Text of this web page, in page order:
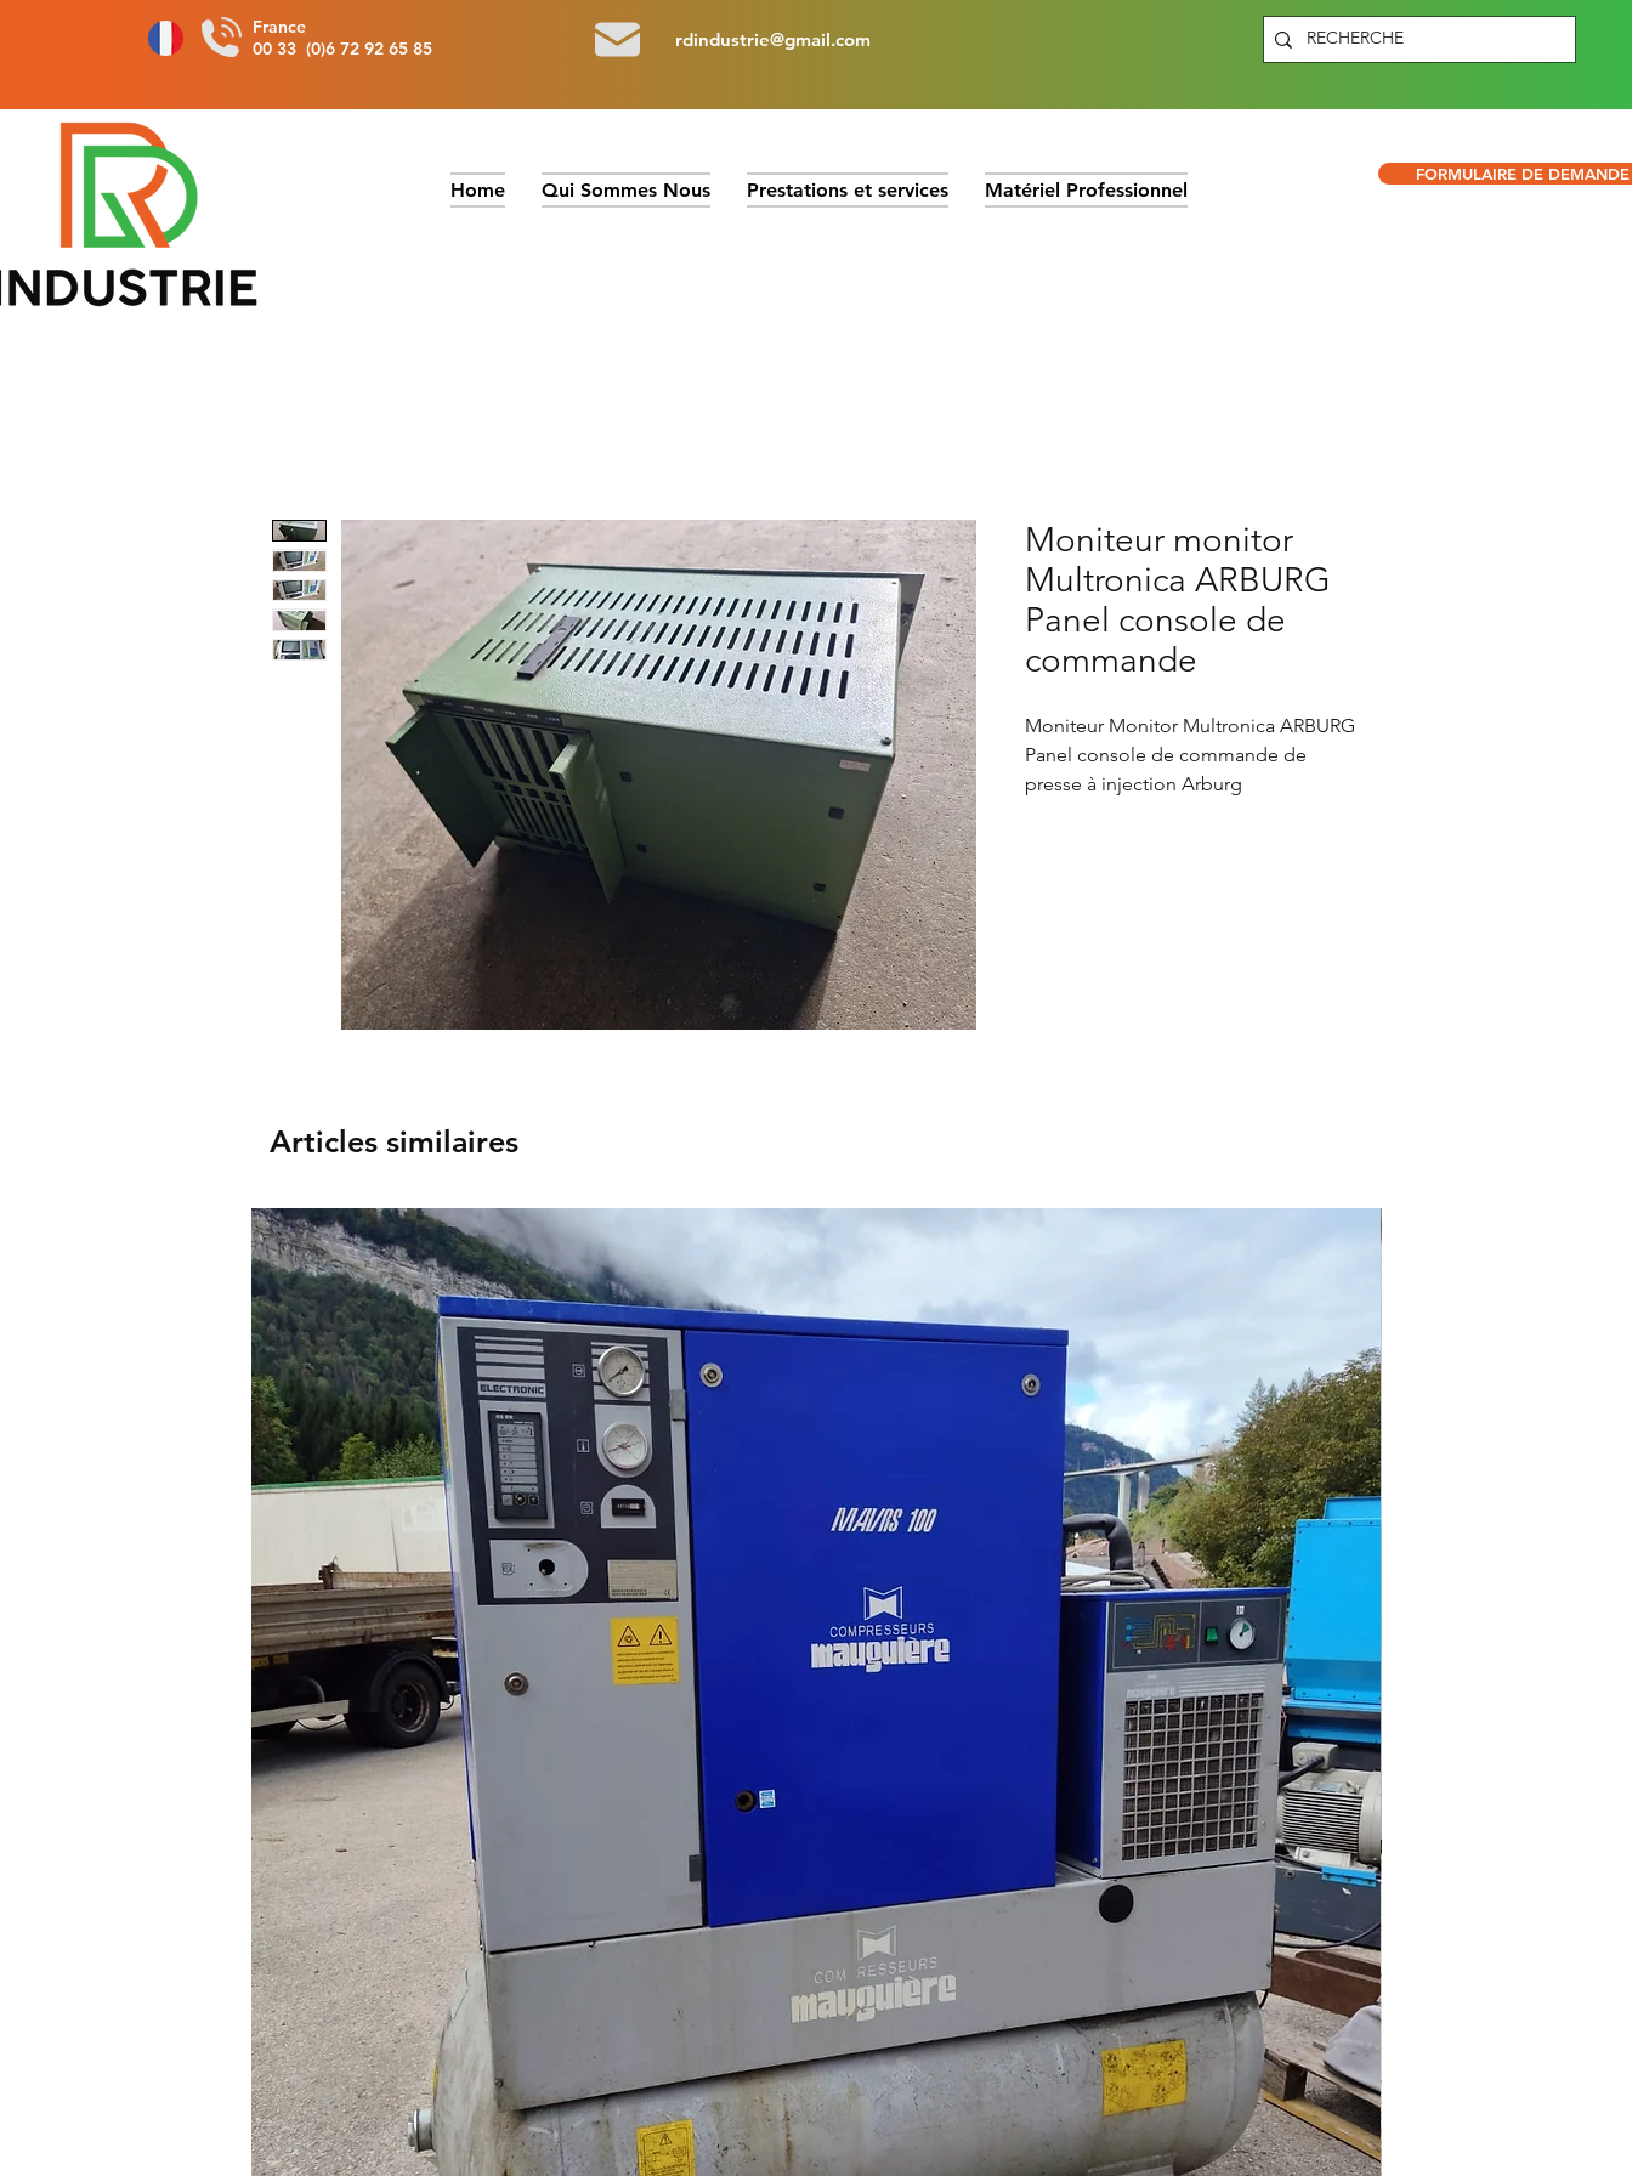
France
00 33 (0)6 72 92 65 85
rdindustrie@gmail.com
Home Qui Sommes Nous Prestations et services Matériel Professionnel
FORMULAIRE DE DEMANDE
Moniteur monitor
Multronica ARBURG
Panel console de
commande
Moniteur Monitor Multronica ARBURG
Panel console de commande de
presse à injection Arburg
Articles similaires